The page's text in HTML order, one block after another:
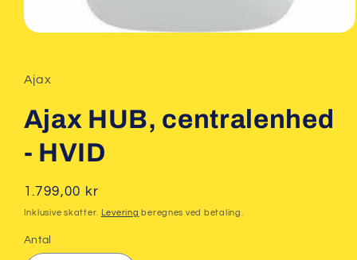
modus
Ajax
Ajax HUB, centralenhed
- HVID
Normalpris
1.799,00 kr
Inklusive skatter. Levering beregnes ved betaling.
Antal